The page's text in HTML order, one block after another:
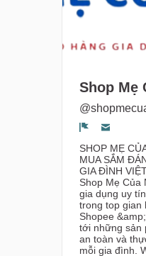
Shop Mẹ
Segnala
SHOP MẸ
MUA SẮM
GIA ĐÌNH
Shop Mẹ Của
gia dụng uy
trong top gian
Shopee
tới những sản
an toàn và
mỗi gia đình.